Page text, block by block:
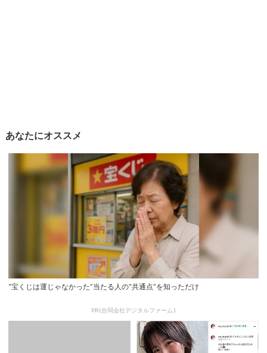
あなたにオススメ
“宝くじは運じゃなかった”当たる人の“共通点”を知っただけ
PR(合同会社デジタルファーム )